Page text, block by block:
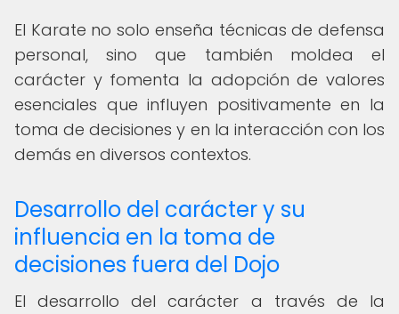
El Karate no solo enseña técnicas de defensa
personal, sino que también moldea el
carácter y fomenta la adopción de valores
esenciales que influyen positivamente en la
toma de decisiones y en la interacción con los
demás en diversos contextos.
Desarrollo del carácter y su
influencia en la toma de
decisiones fuera del Dojo
El desarrollo del carácter a través de la